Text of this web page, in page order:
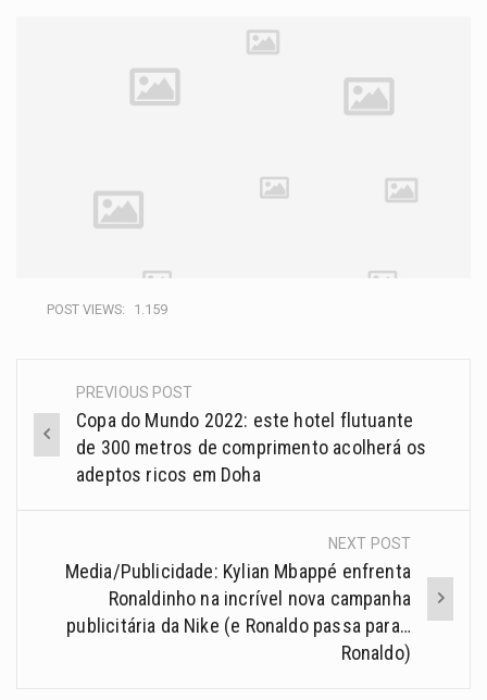
POST VIEWS: 1.159
PREVIOUS POST
Copa do Mundo 2022: este hotel flutuante
de 300 metros de comprimento acolherá os
adeptos ricos em Doha
NEXT POST
Media/Publicidade: Kylian Mbappé enfrenta
Ronaldinho na incrível nova campanha
publicitária da Nike (e Ronaldo passa para…
Ronaldo)